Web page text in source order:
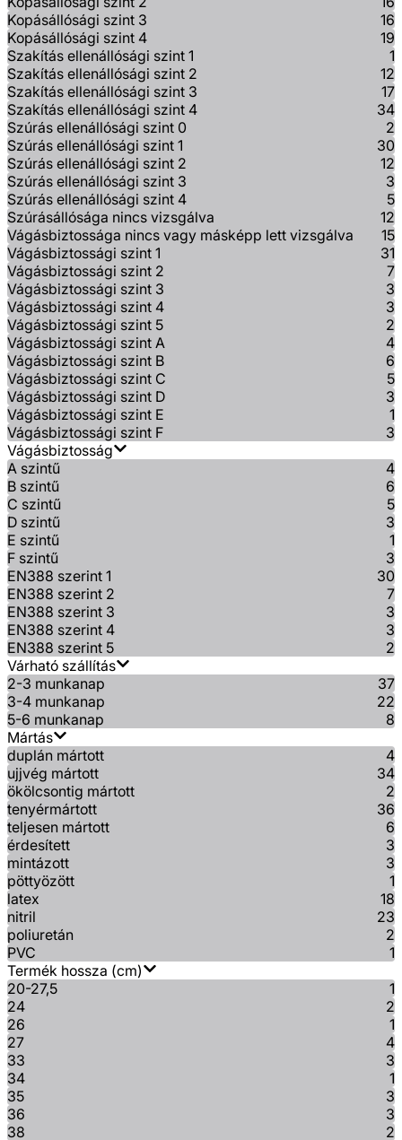
Kopásállósági szint 3
16
Kopásállósági szint 4
19
Szakítás ellenállósági szint 1
1
Szakítás ellenállósági szint 2
12
Szakítás ellenállósági szint 3
17
Szakítás ellenállósági szint 4
34
Szúrás ellenállósági szint 0
2
Szúrás ellenállósági szint 1
30
Szúrás ellenállósági szint 2
12
Szúrás ellenállósági szint 3
3
Szúrás ellenállósági szint 4
5
Szúrásállósága nincs vizsgálva
12
Vágásbiztossága nincs vagy másképp lett vizsgálva
15
Vágásbiztossági szint 1
31
Vágásbiztossági szint 2
7
Vágásbiztossági szint 3
3
Vágásbiztossági szint 4
3
Vágásbiztossági szint 5
2
Vágásbiztossági szint A
4
Vágásbiztossági szint B
6
Vágásbiztossági szint C
5
Vágásbiztossági szint D
3
Vágásbiztossági szint E
1
Vágásbiztossági szint F
3
Vágásbiztosság
A szintű
4
B szintű
6
C szintű
5
D szintű
3
E szintű
1
F szintű
3
EN388 szerint 1
30
EN388 szerint 2
7
EN388 szerint 3
3
EN388 szerint 4
3
EN388 szerint 5
2
Várható szállítás
2-3 munkanap
37
3-4 munkanap
22
5-6 munkanap
8
Mártás
duplán mártott
4
ujjvég mártott
34
ökölcsontig mártott
2
tenyérmártott
36
teljesen mártott
6
érdesített
3
mintázott
3
pöttyözött
1
latex
18
nitril
23
poliuretán
2
PVC
1
Termék hossza (cm)
20-27,5
1
24
2
26
1
27
4
33
3
34
1
35
3
36
3
38
2